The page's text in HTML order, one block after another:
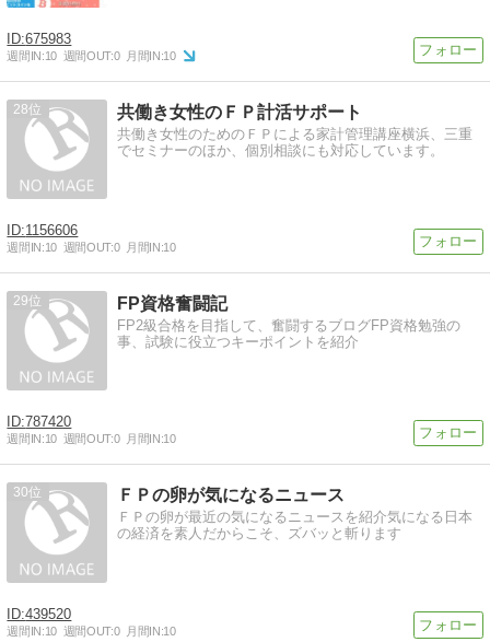
675983
週間IN:10 週間OUT:0 月間IN:10
28 共働き女性のＦＰ計活サポート
共働き女性のためのＦＰによる家計管理講座横浜、三重
でセミナーのほか、個別相談にも対応しています。
1156606
週間IN:10 週間OUT:0 月間IN:10
29 FP資格奮闘記
FP2級合格を目指して、奮闘するブログFP資格勉強の
事、試験に役立つキーポイントを紹介
787420
週間IN:10 週間OUT:0 月間IN:10
30 ＦＰの卵が気になるニュース
ＦＰの卵が最近の気になるニュースを紹介気になる日本
の経済を素人だからこそ、ズバッと斬ります
439520
週間IN:10 週間OUT:0 月間IN:10